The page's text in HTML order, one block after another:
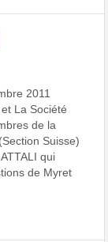
2011
La Société
de la
Suisse)
qui
de Myret